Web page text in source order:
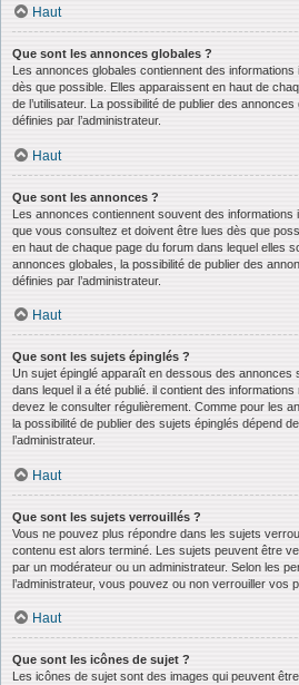
Haut
Que sont les annonces globales ?
Les annonces globales contiennent des
dès que possible. Elles apparaissent en haut de
de l’utilisateur. La possibilité de publier des
définies par l’administrateur.
Haut
Que sont les annonces ?
Les annonces contiennent souvent des
que vous consultez et doivent être lues dès que
en haut de chaque page du forum dans lequel elles
annonces globales, la possibilité de publier des
définies par l’administrateur.
Haut
Que sont les sujets épinglés ?
Un sujet épinglé apparaît en dessous des annonces
dans lequel il a été publié. il contient des
devez le consulter régulièrement. Comme pour les
la possibilité de publier des sujets épinglés dépend
l’administrateur.
Haut
Que sont les sujets verrouillés ?
Vous ne pouvez plus répondre dans les sujets
contenu est alors terminé. Les sujets peuvent être
par un modérateur ou un administrateur. Selon les
l’administrateur, vous pouvez ou non verrouiller vos
Haut
Que sont les icônes de sujet ?
Les icônes de sujet sont des images qui peuvent